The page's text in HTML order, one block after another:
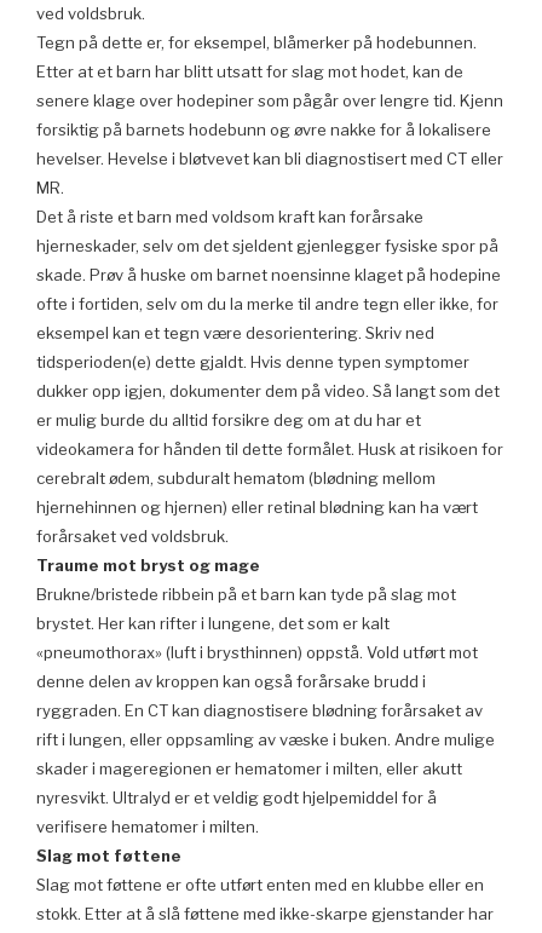
ved voldsbruk.
Tegn på dette er, for eksempel, blåmerker på hodebunnen.
Etter at et barn har blitt utsatt for slag mot hodet, kan de
senere klage over hodepiner som pågår over lengre tid. Kjenn
forsiktig på barnets hodebunn og øvre nakke for å lokalisere
hevelser. Hevelse i bløtvevet kan bli diagnostisert med CT eller
MR.
Det å riste et barn med voldsom kraft kan forårsake
hjerneskader, selv om det sjeldent gjenlegger fysiske spor på
skade. Prøv å huske om barnet noensinne klaget på hodepine
ofte i fortiden, selv om du la merke til andre tegn eller ikke, for
eksempel kan et tegn være desorientering. Skriv ned
tidsperioden(e) dette gjaldt. Hvis denne typen symptomer
dukker opp igjen, dokumenter dem på video. Så langt som det
er mulig burde du alltid forsikre deg om at du har et
videokamera for hånden til dette formålet. Husk at risikoen for
cerebralt ødem, subduralt hematom (blødning mellom
hjernehinnen og hjernen) eller retinal blødning kan ha vært
forårsaket ved voldsbruk.
Traume mot bryst og mage
Brukne/bristede ribbein på et barn kan tyde på slag mot
brystet. Her kan rifter i lungene, det som er kalt
«pneumothorax» (luft i brysthinnen) oppstå. Vold utført mot
denne delen av kroppen kan også forårsake brudd i
ryggraden. En CT kan diagnostisere blødning forårsaket av
rift i lungen, eller oppsamling av væske i buken. Andre mulige
skader i mageregionen er hematomer i milten, eller akutt
nyresvikt. Ultralyd er et veldig godt hjelpemiddel for å
verifisere hematomer i milten.
Slag mot føttene
Slag mot føttene er ofte utført enten med en klubbe eller en
stokk. Etter at å slå føttene med ikke-skarpe gjenstander har